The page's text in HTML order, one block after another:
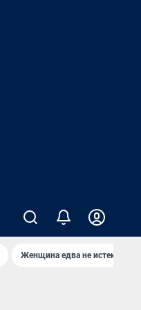
Женщина едва не истекла